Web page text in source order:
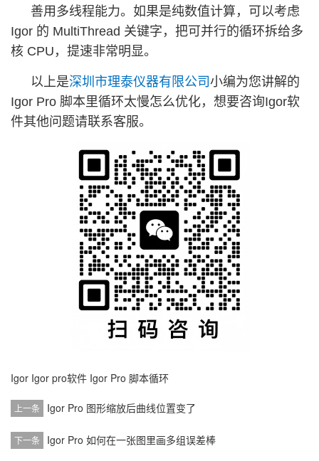
善用多线程能力。如果是纯数值计算，可以考虑
Igor 的 MultiThread 关键字，把可并行的循环拆给多
核 CPU，提速非常明显。
以上是深圳市理泰仪器有限公司 小编为您讲解的
Igor Pro 脚本里循环太慢怎么优化，想要咨询Igor软
件其他问题请联系客服。
Igor Igor pro软件 Igor Pro 脚本循环
上一条 Igor Pro 图形缩放后曲线位置变了
下一条 Igor Pro 如何在一张图里画多组误差棒